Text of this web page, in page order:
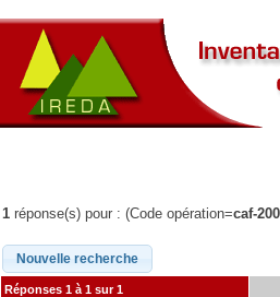
1 réponse(s) pour : (Code opération=caf-
Réponses 1 à 1 sur 1